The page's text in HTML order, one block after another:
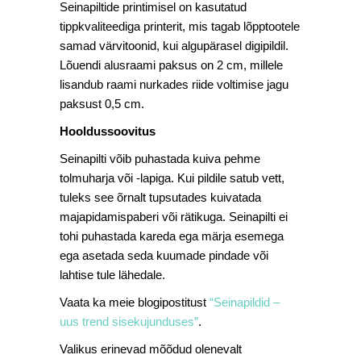
Seinapiltide printimisel on kasutatud
tippkvaliteediga printerit, mis tagab lõpptootele
samad värvitoonid, kui algupärasel digipildil.
Lõuendi alusraami paksus on 2 cm, millele
lisandub raami nurkades riide voltimise jagu
paksust 0,5 cm.
Hooldussoovitus
Seinapilti võib puhastada kuiva pehme
tolmuharja või -lapiga. Kui pildile satub vett,
tuleks see õrnalt tupsutades kuivatada
majapidamispaberi või rätikuga. Seinapilti ei
tohi puhastada kareda ega märja esemega
ega asetada seda kuumade pindade või
lahtise tule lähedale.
Vaata ka meie blogipostitust “Seinapildid –
uus trend sisekujunduses”.
Valikus erinevad mõõdud olenevalt